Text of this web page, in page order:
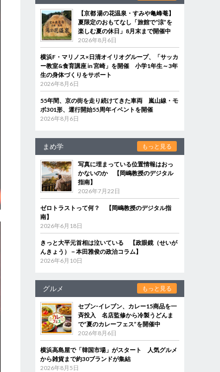
【京都 湯の花温泉・すみや亀峰菴】
夏限定のおもてなし「旅館で“涼”を
楽しむ夏の休日」8月末まで開催中
2026年8月6日
横浜F・マリノス×日清オイリオグループ、「サッカ
ー教室&食育講座 in 宮崎」を開催 小学1年生～3年
生の身体づくりをサポート
2026年8月6日
55年間、京の街を走り続けてきた車両 嵐山線・モ
ボ301形、運行開始55周年イベントを開催
2026年8月6日
まめ学 もっと見る
写真に埋まっている位置情報はおっ
かないのか 【岡嶋教授のデジタル
指南】
2026年7月22日
ゼロトラストって何？ 【岡嶋教授のデジタル指
南】
2026年6月18日
きっと大平元首相は泣いている 【政眼鏡（せいが
んきょう）－本田雅俊の政治コラム】
2026年6月10日
グルメ もっと見る
セブン‐イレブン、カレー15商品を一
斉投入 名店監修から冷製うどんま
で“夏のカレーフェス”を開催中
2026年8月6日
横浜高島屋で「韓国市場」がスタート 人気グルメ
から雑貨まで約30ブランドが集結
2026年8月5日